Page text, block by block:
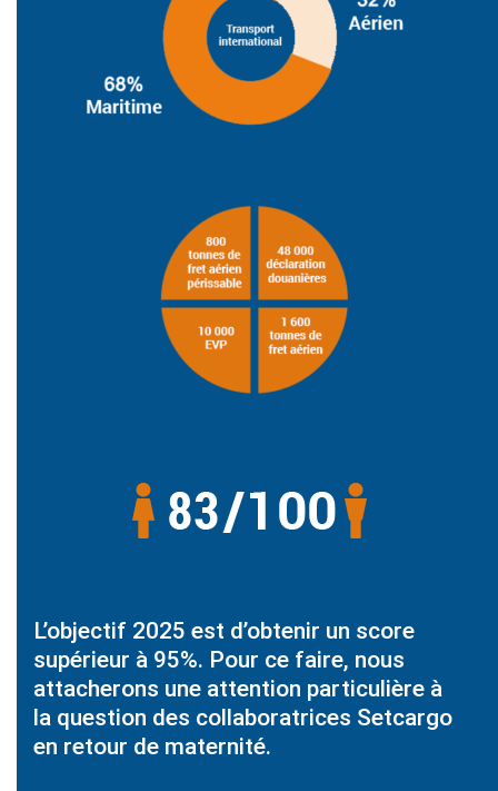
L’objectif 2025 est d’obtenir un score
supérieur à 95%. Pour ce faire, nous
attacherons une attention particulière à
la question des collaboratrices Setcargo
en retour de maternité.